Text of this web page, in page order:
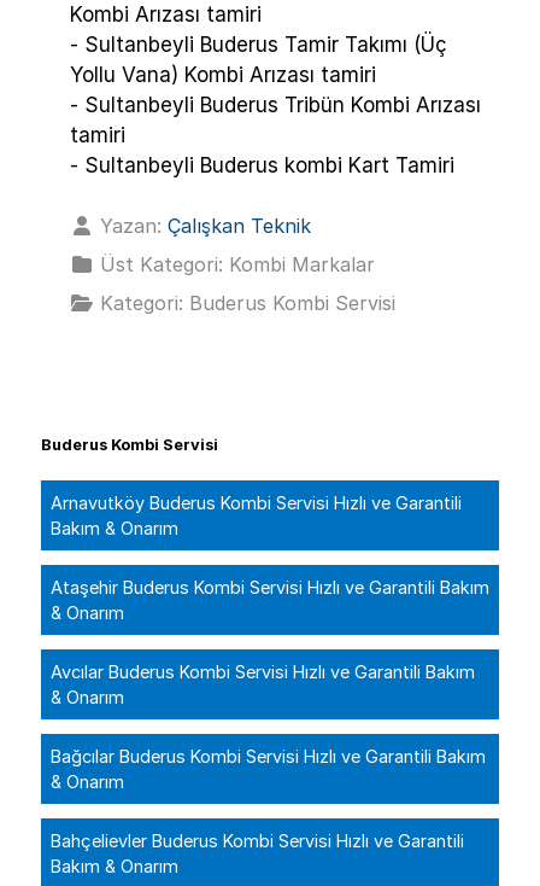
Kombi Arızası tamiri
- Sultanbeyli Buderus Tamir Takımı (Üç
Yollu Vana) Kombi Arızası tamiri
- Sultanbeyli Buderus Tribün Kombi Arızası
tamiri
- Sultanbeyli Buderus kombi Kart Tamiri
Yazan: Çalışkan Teknik
Üst Kategori: Kombi Markalar
Kategori: Buderus Kombi Servisi
Buderus Kombi Servisi
Arnavutköy Buderus Kombi Servisi Hızlı ve Garantili
Bakım & Onarım
Ataşehir Buderus Kombi Servisi Hızlı ve Garantili Bakım
& Onarım
Avcılar Buderus Kombi Servisi Hızlı ve Garantili Bakım
& Onarım
Bağcılar Buderus Kombi Servisi Hızlı ve Garantili Bakım
& Onarım
Bahçelievler Buderus Kombi Servisi Hızlı ve Garantili
Bakım & Onarım